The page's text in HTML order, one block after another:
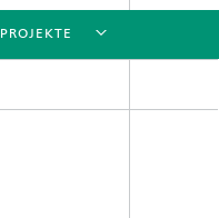
PROJEKTE